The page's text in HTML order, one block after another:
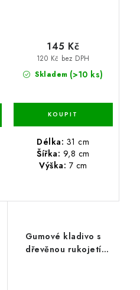
Skladem (>10 ks)
120 Kč bez DPH
145 Kč
Délka: 31 cm
Šířka: 9,8 cm
Výška: 7 cm
Gumové kladivo s
dřevěnou rukojetí